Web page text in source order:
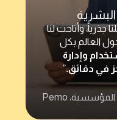
المتعاقدين
وتُنجز المهمة.
قد نواجهها